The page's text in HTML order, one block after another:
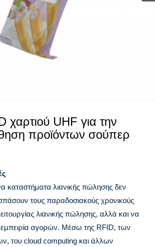
χαρτιού UHF για την
προϊόντων σούπερ
καταστήματα λιανικής πώλησης δεν
τους παραδοσιακούς χρονικούς
λιανικής πώλησης, αλλά και να
αγορών. Μέσω της RFID, των
του cloud computing και άλλων